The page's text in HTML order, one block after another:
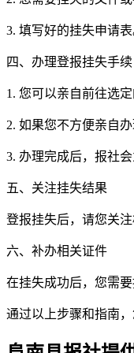
3. 填写好的挂失申请表
四、办理登报挂失手续
1. 您可以亲自前往选
2. 如果您不方便亲自
3. 办理完成后，报社
五、关注挂失结果
登报挂失后，请您关
六、补办相关证件
在挂失成功后，您需
通过以上步骤和指南